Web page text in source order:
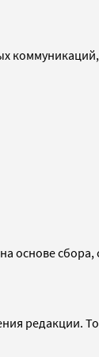
сбора,
редакции.